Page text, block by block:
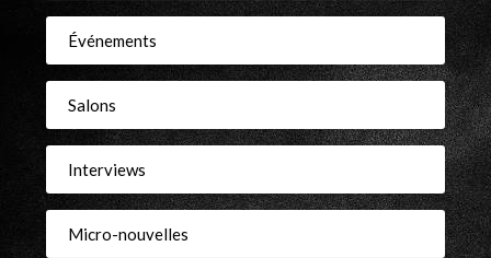
Événements
Salons
Interviews
Micro-nouvelles